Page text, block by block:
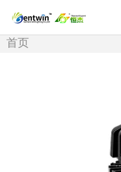
首页